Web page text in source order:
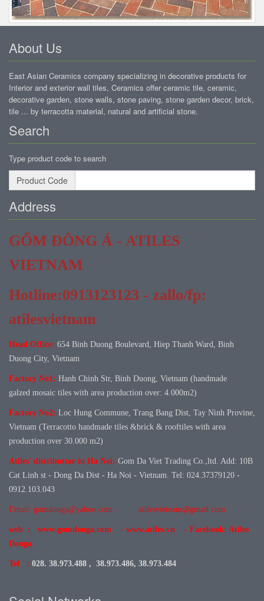
About Us
East Asian Ceramics company specializing in decorative products for
Interior and exterior wall tiles, Ceramics offer ceramic tile, ceramic,
decorative garden, stone walls, stone paving, stone garden decor, brick,
tile ... by terracotta material, natural and artificial stone.
Search
Type product code to search
Product Code
Address
GỐM ĐÔNG Á - ATILES
VIETNAM
Hotline:0913123123 - zallo/fp:
atilesvietnam
Head Office: 654 Binh Duong Boulevard, Hiep Thanh Ward, Binh
Duong City, Vietnam
Factory No1: Hanh Chinh Str, Binh Duong, Vietnam (handmade
galzed mosaic tiles with area production over: 4.000m2)
Factory No2: Loc Hung Commune, Trang Bang Dist, Tay Ninh Provine,
Vietnam (Terracotto handmade tiles &brick & rooftiles with area
production over 30.000 m2)
Atiles' distributtor in Ha Noi: Gom Da Viet Trading Co.,ltd. Add: 10B
Cat Linh st - Dong Da Dist - Ha Noi - Vietnam. Tel: 024.37379120 -
0912.103.043
Email: gomdonga@yahoo.com atilesvietnam@gmail.com
web : www.gomdonga.com - www.atiles.vn - Facebook: Atiles
Donga
Tel : 028. 38.973.488 , 38.973.486, 38.973.484